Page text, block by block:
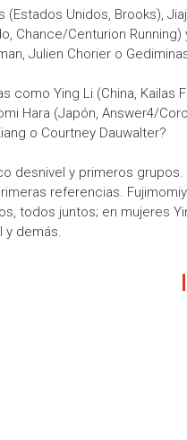
Unidos, Brooks),
Chance/Centurion
Julien Chorier o
Ying Li (China, Kailas
Hara (Japón, Answer4/
o Courtney Dauwalter?
desnivel y primeros
referencias.
todos juntos; en mujeres
y demás.